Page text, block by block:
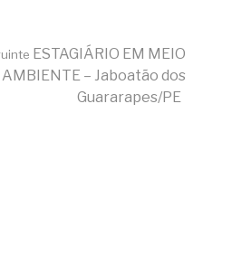
ESTAGIÁRIO EM MEIO
AMBIENTE – Jaboatão dos
Guararapes/PE